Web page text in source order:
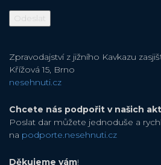
Zpravodajství z jižního Kavkazu
Křížová 15, Brno
nesehnuti.cz
Chcete nás podpořit v našich
Poslat dar můžete jednoduše a
na podporte.nesehnuti.cz
Děkujeme vám!